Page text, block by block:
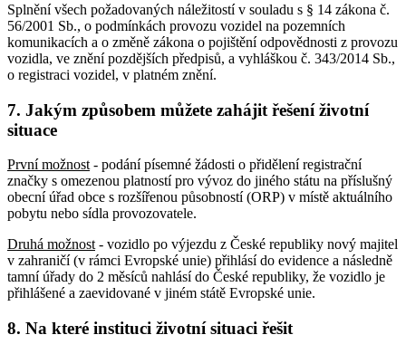
Splnění všech požadovaných náležitostí v souladu s § 14 zákona č.
56/2001 Sb., o podmínkách provozu vozidel na pozemních
komunikacích a o změně zákona o pojištění odpovědnosti z provozu
vozidla, ve znění pozdějších předpisů, a vyhláškou č. 343/2014 Sb.,
o registraci vozidel, v platném znění.
7. Jakým způsobem můžete zahájit řešení životní
situace
První možnost - podání písemné žádosti o přidělení registrační
značky s omezenou platností pro vývoz do jiného státu na příslušný
obecní úřad obce s rozšířenou působností (ORP) v místě aktuálního
pobytu nebo sídla provozovatele.
Druhá možnost - vozidlo po výjezdu z České republiky nový majitel
v zahraničí (v rámci Evropské unie) přihlásí do evidence a následně
tamní úřady do 2 měsíců nahlásí do České republiky, že vozidlo je
přihlášené a zaevidované v jiném státě Evropské unie.
8. Na které instituci životní situaci řešit